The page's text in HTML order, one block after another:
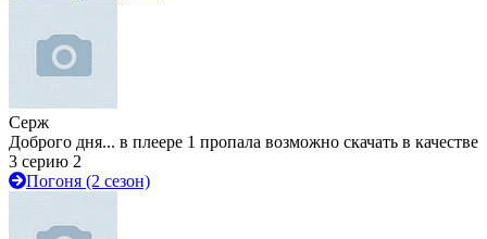
Серж
Доброго дня... в плеере 1 пропала возможно скачать в качестве
3 серию 2
Погоня (2 сезон)